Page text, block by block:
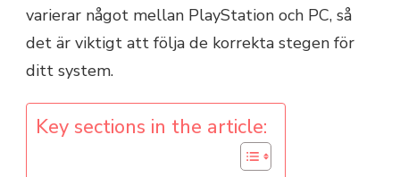
varierar något mellan PlayStation och PC, så
det är viktigt att följa de korrekta stegen för
ditt system.
Key sections in the article: